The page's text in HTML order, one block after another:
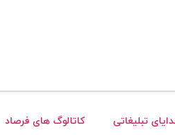
تبلیغاتی کاتالوگ های فرصاد